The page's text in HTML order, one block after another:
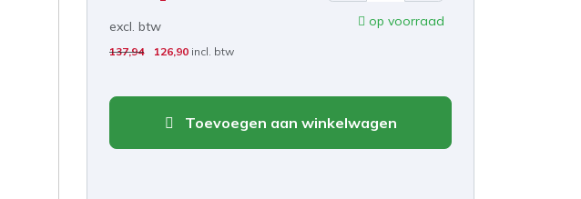
excl. btw
137,94 126,90 incl. btw
op voorraad
Toevoegen aan winkelwagen